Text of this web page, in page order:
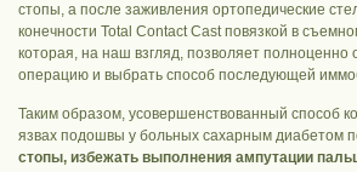
стопы, а после заживления ортопедические
конечности Total Contact Cast повязкой в
которая, на наш взгляд, позволяет
операцию и выбрать способ последующей
Таким образом, усовершенствованный способ
язвах подошвы у больных сахарным диабетом
стопы, избежать выполнения ампутации